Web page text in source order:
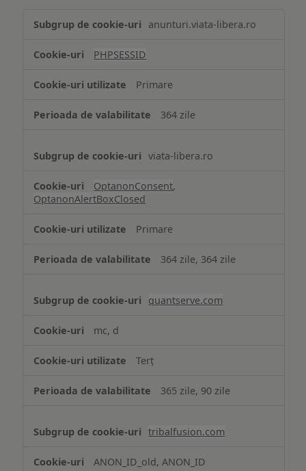
de
Cookie
necesare
anunturi.viata-libera.ro
PHPSESSID
Primare
364 zile
viata-libera.ro
OptanonConsent,
OptanonAlertBoxClosed
Primare
364 zile, 364 zile
quantserve.com
mc, d
Terț
365 zile, 90 zile
tribalfusion.com
ANON_ID_old, ANON_ID